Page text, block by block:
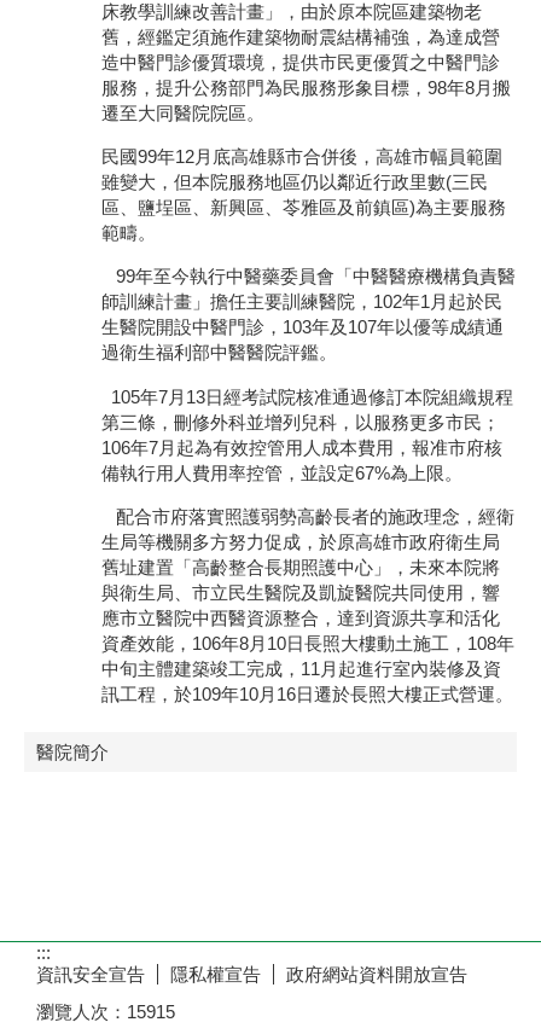
床教學訓練改善計畫」，由於原本院區建築物老
舊，經鑑定須施作建築物耐震結構補強，為達成營
造中醫門診優質環境，提供市民更優質之中醫門診
服務，提升公務部門為民服務形象目標，98年8月搬
遷至大同醫院院區。
民國99年12月底高雄縣市合併後，高雄市幅員範圍
雖變大，但本院服務地區仍以鄰近行政里數(三民
區、鹽埕區、新興區、苓雅區及前鎮區)為主要服務
範疇。
99年至今執行中醫藥委員會「中醫醫療機構負責醫
師訓練計畫」擔任主要訓練醫院，102年1月起於民
生醫院開設中醫門診，103年及107年以優等成績通
過衛生福利部中醫醫院評鑑。
105年7月13日經考試院核准通過修訂本院組織規程
第三條，刪修外科並增列兒科，以服務更多市民；
106年7月起為有效控管用人成本費用，報准市府核
備執行用人費用率控管，並設定67%為上限。
配合市府落實照護弱勢高齡長者的施政理念，經衛
生局等機關多方努力促成，於原高雄市政府衛生局
舊址建置「高齡整合長期照護中心」，未來本院將
與衛生局、市立民生醫院及凱旋醫院共同使用，響
應市立醫院中西醫資源整合，達到資源共享和活化
資產效能，106年8月10日長照大樓動土施工，108年
中旬主體建築竣工完成，11月起進行室內裝修及資
訊工程，於109年10月16日遷於長照大樓正式營運。
醫院簡介
:::
資訊安全宣告
隱私權宣告
政府網站資料開放宣告
瀏覽人次： 15915